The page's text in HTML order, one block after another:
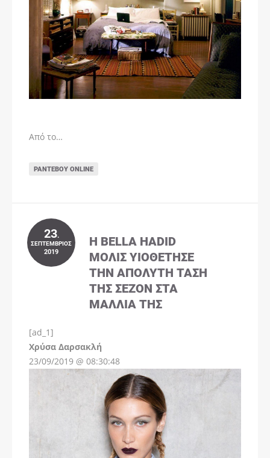
Από το…
ΡΑΝΤΕΒΟΎ ONLINE
23.
ΣΕΠΤΈΜΒΡΙΟΣ
2019
Η BELLA HADID
ΜΌΛΙΣ ΥΙΟΘΈΤΗΣΕ
ΤΗΝ ΑΠΌΛΥΤΗ ΤΆΣΗ
ΤΗΣ ΣΕΖΌΝ ΣΤΑ
ΜΑΛΛΙΆ ΤΗΣ
[ad_1]
Χρύσα Δαρσακλή
23/09/2019 @ 08:30:48